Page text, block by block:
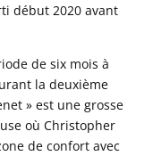
début 2020 avant
de six mois à
la deuxième
» est une grosse
où Christopher
de confort avec